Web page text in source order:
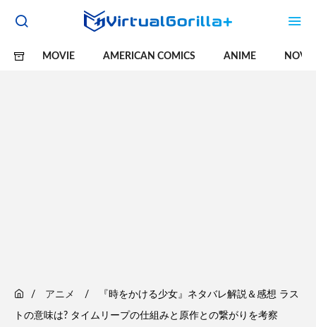
MOVIE AMERICAN COMICS ANIME
アニメ 『時をかける少女』ネタバレ解説＆感想 ラス
トの意味は? タイムリープの仕組みと原作との繋がりを考察